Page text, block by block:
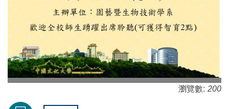
瀏覽數: 200